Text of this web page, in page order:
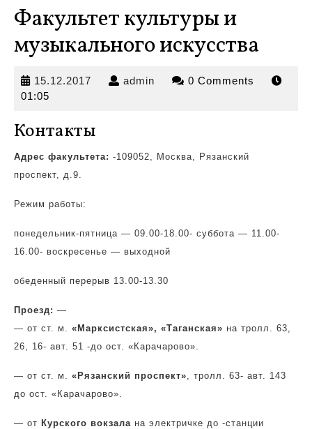
Факультет культуры и
музыкального искусства
15.12.2017 15.12.2017
admin admin 0 Comments
01:05
Контакты
Адрес факультета: -109052, Москва, Рязанский
проспект, д.9.
Режим работы:
понедельник-пятница — 09.00-18.00- суббота — 11.00-
16.00- воскресенье — выходной
обеденный перерыв 13.00-13.30
Проезд: —
— от ст. м. «Марксистская», «Таганская» на тролл. 63,
26, 16- авт. 51 -до ост. «Карачарово».
— от ст. м. «Рязанский проспект», тролл. 63- авт. 143
до ост. «Карачарово».
— от Курского вокзала на электричке до -станции